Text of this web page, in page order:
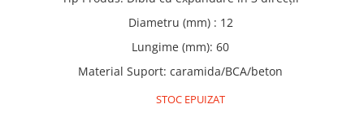
Accesorii electrice
Diametru (mm) : 12
Lungime (mm): 60
Material Suport: caramida/BCA/beton
STOC EPUIZAT